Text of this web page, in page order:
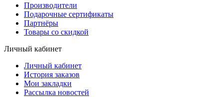
Производители
Подарочные сертификаты
Партнёры
Товары со скидкой
Личный кабинет
Личный кабинет
История заказов
Мои закладки
Рассылка новостей